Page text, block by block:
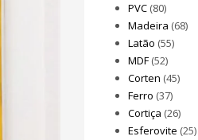
PVC(80)
Madeira (68)
Latão (55)
MDF(52)
Corten (45)
Ferro (37)
Cortiça (26)
Esferovite (25)